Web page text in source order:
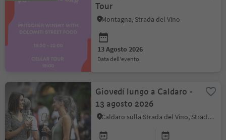
Tour
Montagna, Strada del Vino
13 Agosto 2026
data dell'evento
Giovedí lungo a Caldaro -
13 agosto 2026
Caldaro sulla Strada del Vino, Strada del Vino